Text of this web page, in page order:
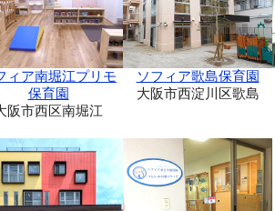
ィア南堀江プリモ
保育園
阪市西区南堀江
ソフィア歌島保育園
大阪市西淀川区歌島